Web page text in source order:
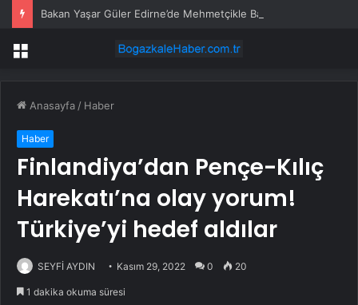
Bakan Yaşar Güler Edirne’de Mehmetçikle Bayramlaştı
Menü
Anasayfa / Haber
Haber
Finlandiya’dan Pençe-Kılıç
Harekatı’na olay yorum!
Türkiye’yi hedef aldılar
SEYFİ AYDIN Kasım 29, 2022 0 20
1 dakika okuma süresi